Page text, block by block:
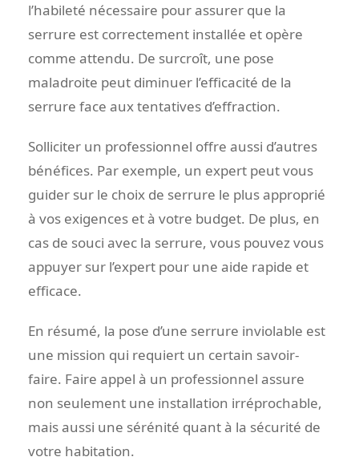
l’habileté nécessaire pour assurer que la
serrure est correctement installée et opère
comme attendu. De surcroît, une pose
maladroite peut diminuer l’efficacité de la
serrure face aux tentatives d’effraction.
Solliciter un professionnel offre aussi d’autres
bénéfices. Par exemple, un expert peut vous
guider sur le choix de serrure le plus approprié
à vos exigences et à votre budget. De plus, en
cas de souci avec la serrure, vous pouvez vous
appuyer sur l’expert pour une aide rapide et
efficace.
En résumé, la pose d’une serrure inviolable est
une mission qui requiert un certain savoir-
faire. Faire appel à un professionnel assure
non seulement une installation irréprochable,
mais aussi une sérénité quant à la sécurité de
votre habitation.